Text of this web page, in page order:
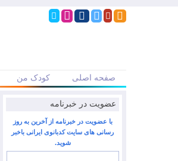
صفحه اصلی کودک من
عضویت در خبرنامه
با عضویت در خبرنامه از آخرین به روز
رسانی های سایت کدبانوی ایرانی باخبر
شوید.